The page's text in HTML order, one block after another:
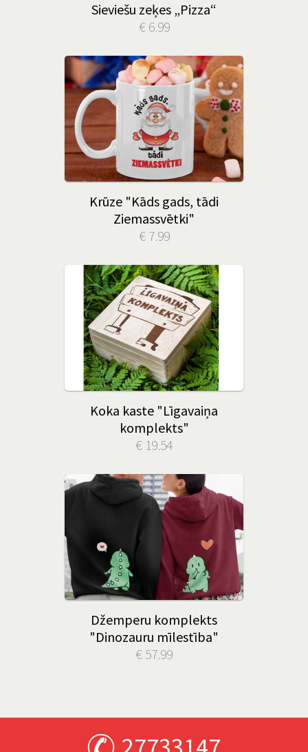
Sieviešu zeķes „Pizza“
€ 6.99
Krūze "Kāds gads, tādi
Ziemassvētki"
€ 7.99
Koka kaste "Līgavaiņa
komplekts"
€ 19.54
Džemperu komplekts
"Dinozauru mīlestība"
€ 57.99